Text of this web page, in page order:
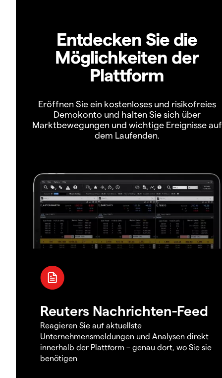
Entdecken Sie die
Möglichkeiten der
Plattform
Eröffnen Sie ein kostenloses und risikofreies
Demokonto und halten Sie sich über
Marktbewegungen und wichtige Ereignisse auf
dem Laufenden.
Reuters Nachrichten-Feed
Reagieren Sie auf aktuellste
Unternehmensmeldungen und Analysen direkt
innerhalb der Plattform – genau dort, wo Sie sie
benötigen